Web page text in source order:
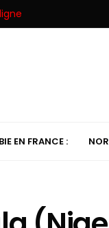
EN FRANCE :